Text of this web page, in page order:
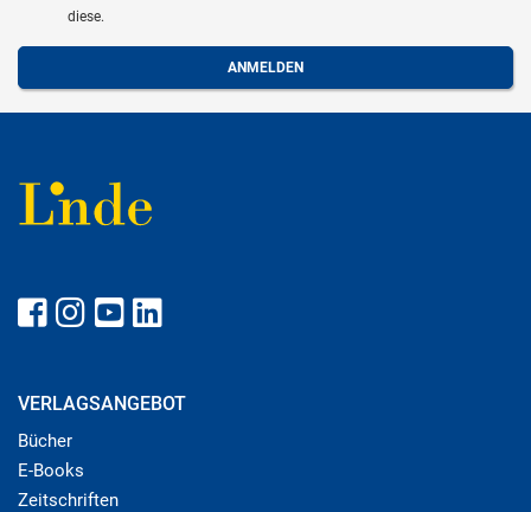
diese.
VERLAGSANGEBOT
Bücher
E-Books
Zeitschriften